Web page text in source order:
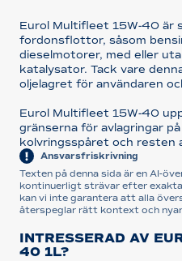
Eurol Multifleet 15W-40 är
fordonsflottor, såsom
dieselmotorer, med eller
katalysator. Tack vare
oljelagret för användaren
Eurol Multifleet 15W-40
gränserna för avlagringar
kolvringsspåret och resten
Ansvarsfriskrivning
Texten på denna sida är en AI-
kontinuerligt strävar efter
kan vi inte garantera att alla
återspeglar rätt kontext och
INTRESSERAD AV
40 1L?